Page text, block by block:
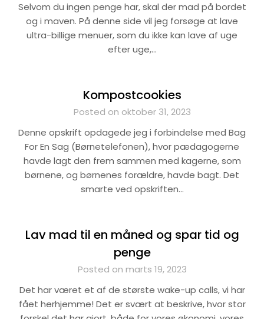
Selvom du ingen penge har, skal der mad på bordet
og i maven. På denne side vil jeg forsøge at lave
ultra-billige menuer, som du ikke kan lave af uge
efter uge,…
Kompostcookies
Posted on oktober 31, 2023
Denne opskrift opdagede jeg i forbindelse med Bag
For En Sag (Børnetelefonen), hvor pædagogerne
havde lagt den frem sammen med kagerne, som
børnene, og børnenes forældre, havde bagt. Det
smarte ved opskriften…
Lav mad til en måned og spar tid og
penge
Posted on marts 19, 2023
Det har været et af de største wake-up calls, vi har
fået herhjemme! Det er svært at beskrive, hvor stor